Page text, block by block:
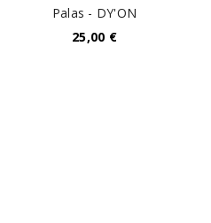
Palas - DY'ON
25,00 €